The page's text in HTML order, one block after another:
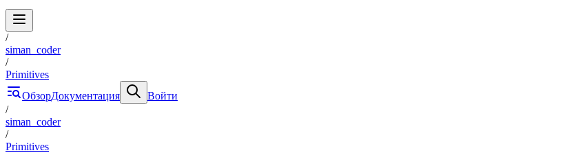
/
siman_coder
/
Primitives
ОбзорДокументация
Войти
/
siman_coder
/
Primitives